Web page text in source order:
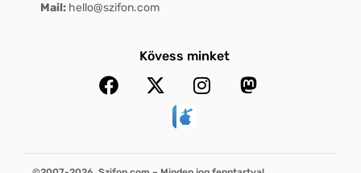
Mail: hello@szifon.com
Kövess minket